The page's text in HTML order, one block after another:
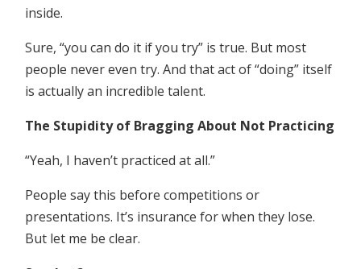
inside.
Sure, “you can do it if you try” is true. But most
people never even try. And that act of “doing” itself
is actually an incredible talent.
The Stupidity of Bragging About Not Practicing
“Yeah, I haven’t practiced at all.”
People say this before competitions or
presentations. It’s insurance for when they lose.
But let me be clear.